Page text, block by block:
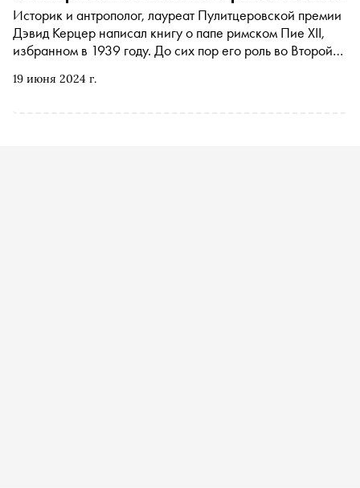
19 июня 2024 г.
Историк и антрополог, лауреат Пулитцеровской премии
Дэвид Керцер написал книгу о папе римском Пие XII,
избранном в 1939 году. До сих пор его роль во Второй
указывают на его сотрудничество с Гитлером и